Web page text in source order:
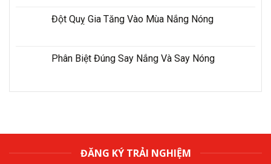
Đột Quỵ Gia Tăng Vào Mùa Nắng Nóng
Phân Biệt Đúng Say Nắng Và Say Nóng
ĐĂNG KÝ TRẢI NGHIỆM